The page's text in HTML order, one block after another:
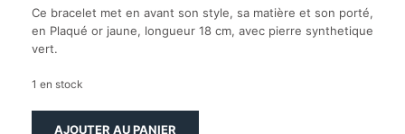
Ce bracelet met en avant son style, sa matière et son porté,
en Plaqué or jaune, longueur 18 cm, avec pierre synthetique
vert.
1 en stock
AJOUTER AU PANIER